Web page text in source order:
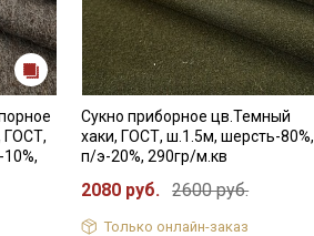
ГОСТ,
Сукно приборное цв.Темный
хаки, ГОСТ, ш.1.5м, шерсть-80%,
п/э-20%, 290гр/м.кв
2080 руб. 2600 руб.
Только онлайн-заказ
от
на узкие